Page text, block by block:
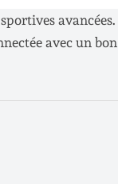
avancées.
avec un bon